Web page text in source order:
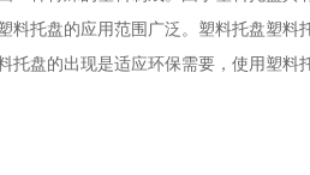
托盘的应用范围广泛。塑料托盘塑
盘的出现是适应环保需要，使用塑料